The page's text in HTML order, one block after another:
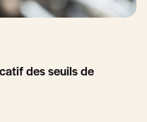
des seuils de